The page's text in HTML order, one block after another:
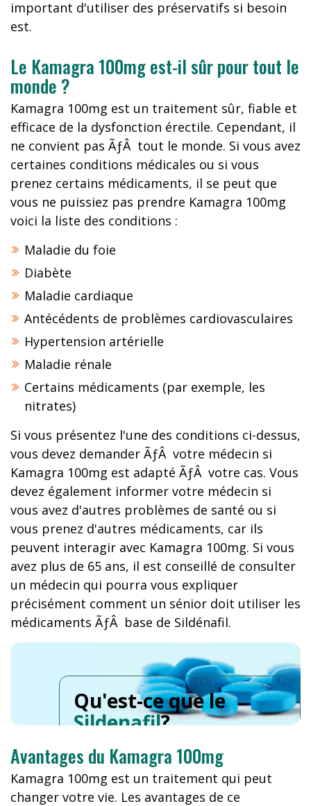
important d'utiliser des préservatifs si besoin
est.
Le Kamagra 100mg est-il sûr pour tout le
monde ?
Kamagra 100mg est un traitement sûr, fiable et
efficace de la dysfonction érectile. Cependant, il
ne convient pas ÃƒÂ tout le monde. Si vous avez
certaines conditions médicales ou si vous
prenez certains médicaments, il se peut que
vous ne puissiez pas prendre Kamagra 100mg
voici la liste des conditions :
Maladie du foie
Diabète
Maladie cardiaque
Antécédents de problèmes cardiovasculaires
Hypertension artérielle
Maladie rénale
Certains médicaments (par exemple, les
nitrates)
Si vous présentez l'une des conditions ci-dessus,
vous devez demander ÃƒÂ votre médecin si
Kamagra 100mg est adapté ÃƒÂ votre cas. Vous
devez également informer votre médecin si
vous avez d'autres problèmes de santé ou si
vous prenez d'autres médicaments, car ils
peuvent interagir avec Kamagra 100mg. Si vous
avez plus de 65 ans, il est conseillé de consulter
un médecin qui pourra vous expliquer
précisément comment un sénior doit utiliser les
médicaments ÃƒÂ base de Sildénafil.
Qu'est-ce que le
Sildenafil?
Avantages du Kamagra 100mg
Kamagra 100mg est un traitement qui peut
changer votre vie. Les avantages de ce